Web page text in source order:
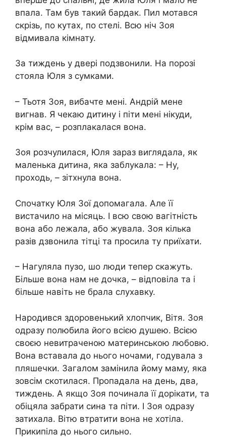
впала. Там був такий бардак. Пил мотався
скрізь, по кутах, по стелі. Всю ніч Зоя
відмивала кімнату.
За тиждень у двері подзвонили. На порозі
стояла Юля з сумками.
– Тьотя Зоя, вибачте мені. Андрій мене
вигнав. Я чекаю дитину і піти мені нікуди,
крім вас, – розплакалася вона.
Зоя розчулилася, Юля зараз виглядала, як
маленька дитина, яка заблукала: – Ну,
проходь, – зітхнула вона.
Спочатку Юля Зої допомагала. Але її
вистачило на місяць. І всю свою вагітність
вона або лежала, або жувала. Зоя кілька
разів дзвонила тітці та просила ту приїхати.
– Нагуляла пузо, шо люди тепер скажуть.
Більше вона нам не дочка, – відповіла та і
більше навіть не брала слухавку.
Народився здоровенький хлопчик, Вітя. Зоя
одразу полюбила його всією душею. Всією
своєю невитраченою материнською любовю.
Вона вставала до нього ночами, годувала з
пляшечки. Загалом замінила йому маму, яка
зовсім скотилася. Пропадала на день, два,
тиждень. А якщо Зоя починала її дорікати, та
обіцяла забрати сина та піти. І Зоя одразу
затихала. Вітю втратити вона не хотіла.
Прикипіла до нього сильно.